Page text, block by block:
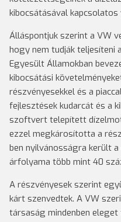
kibocsátásával kapcsolatos
Álláspontjuk szerint a VW
hogy nem tudják teljesíteni
Egyesült Államokban
kibocsátási
részvényesekkel és a
fejlesztések kudarcát és a
szoftvert telepített
ezzel megkárosította a
ben nyilvánosságra került
árfolyama több mint 40
A részvényesek szerint
kárt szenvedtek. A VW
társaság mindenben